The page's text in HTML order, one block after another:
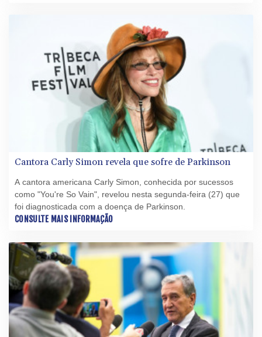
Cantora Carly Simon revela que sofre de Parkinson
A cantora americana Carly Simon, conhecida por sucessos
como "You're So Vain", revelou nesta segunda-feira (27) que
foi diagnosticada com a doença de Parkinson.
CONSULTE MAIS INFORMAÇÃO